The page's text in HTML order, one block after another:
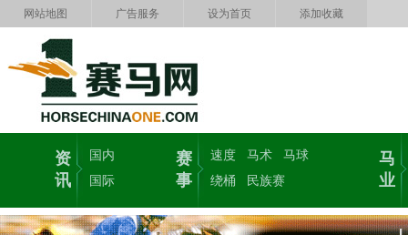
网站地图 广告服务 设为首页 添加收藏
资
讯
国内
国际
赛
事
速度 马术
马球
绕桶
民族赛
马
业